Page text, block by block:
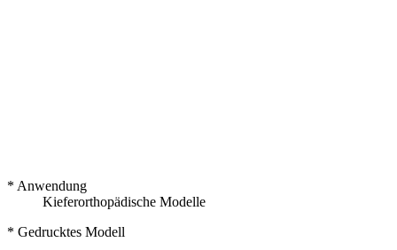
* Anwendung
Kieferorthopädische Modelle
* Gedrucktes Modell